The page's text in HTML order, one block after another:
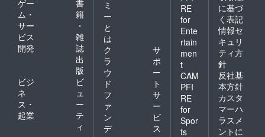
ゲー
ム・
サー
ビス
開発
書
籍
・
雑
誌
出
版
ビジ
ネ
ス・
起業
ビ
ュ
ー
テ
ィ
ミ
ー
と
は
ク
ラ
ウ
ド
フ
ァ
ン
デ
サ
ポ
ー
ト
サ
ー
ビ
ス
RE
for
Ente
rtain
men
t
CAM
PFI
RE
for
Spor
ts
に基づ
く表記
情報セ
キュリ
ティ方
針
反社基
本方針
カスタ
マーハ
ラスメ
ントに